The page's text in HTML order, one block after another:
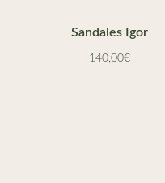
Sandales Igor
140,00€